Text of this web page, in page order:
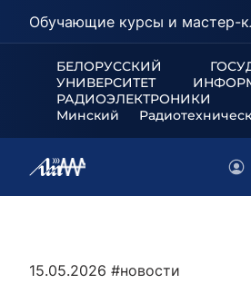
БЕЛОРУССКИЙ
УНИВЕРСИТЕТ
Минский
15.05.2026 #новости